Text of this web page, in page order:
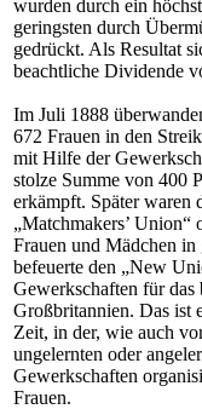
wurden durch ein
geringsten durch
gedrückt. Als Resultat
beachtliche Dividende
Im Juli 1888
672 Frauen in den
mit Hilfe der
stolze Summe von 400
erkämpft. Später waren
„Matchmakers’
Frauen und Mädchen
befeuerte den „New
Gewerkschaften für
Großbritannien. Das ist
Zeit, in der, wie auch
ungelernten oder
Gewerkschaften
Frauen.